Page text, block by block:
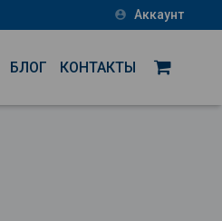
account_circle Аккаунт
БЛОГ КОНТАКТЫ